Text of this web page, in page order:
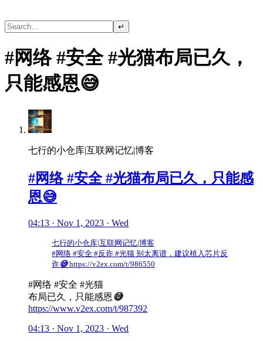
↵
#网络 #安全 #光猫布局已久，
只能感恩😅
七行的小仓库|互联网记忆|博客
#网络 #安全 #光猫布局已久，只能感
恩😅
04:13 · Nov 1, 2023 · Wed
七行的小仓库|互联网记忆|博客
#网络 #安全 #反诈 #光猫 别太离谱，建议植入芯片反
诈😅https://v2ex.com/t/986550
#网络 #安全 #光猫
布局已久，只能感恩 😅
https://www.v2ex.com/t/987392
04:13 · Nov 1, 2023 · Wed